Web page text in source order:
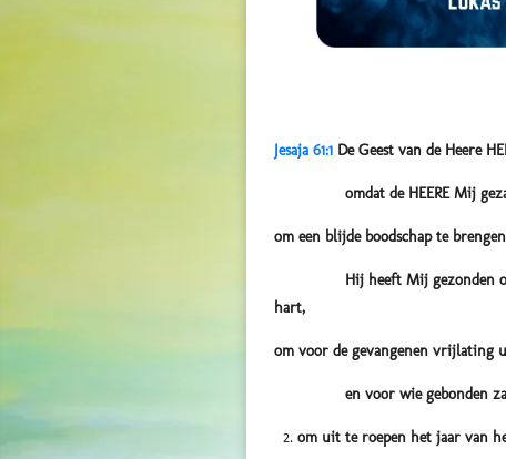
Jesaja 61:1 De Geest van de Heere
omdat de HEERE Mij
om een blijde boodschap te
Hij heeft Mij gezonden om
hart,
om voor de gevangenen vrijlating
en voor wie gebonden
om uit te roepen het jaar van